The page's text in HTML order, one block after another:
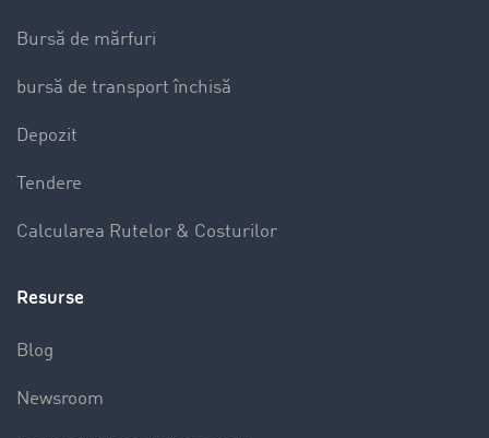
Bursă de mărfuri
bursă de transport închisă
Depozit
Tendere
Calcularea Rutelor & Costurilor
Resurse
Blog
Newsroom